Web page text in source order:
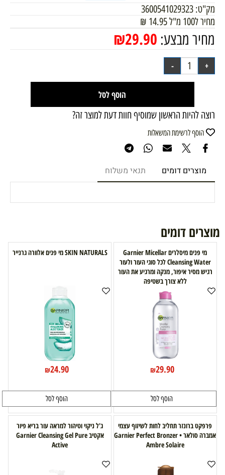
מק"ט: 3600541029323
מחיר ל100 מ"ל
14.95
₪
מחיר מבצע: ₪29.90
הוסף לסל
רוצה להיות הראשון שמוסיף חוות דעת למוצר זה?
הוסף לרשימת המשאלות
מוצרים דומים תנאי משלוח
מוצרים דומים
מי פנים מיסלרים Garnier Micellar
Cleansing Water לכל סוגי העור ולעור
רגיש מסיר איפור, מנקה ומרגיע את העור
ללא צורך בשטיפה
₪29.90
הוסף לסל
SKIN NATURALS מי פנים אלוורה גרנייר
₪24.90
הוסף לסל
פרפקט ברונזר תחליב לחות לשיזוף עצמי
אמברה סולאר • Garnier Perfect Bronzer
Ambre Solaire
ג'ל ניקוי וטיהור למראה עור בריא פיור
אקטיב Garnier Cleansing Gel Pure
Active